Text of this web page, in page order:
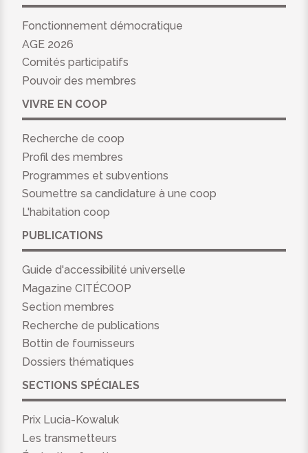
Fonctionnement démocratique
AGE 2026
Comités participatifs
Pouvoir des membres
VIVRE EN COOP
Recherche de coop
Profil des membres
Programmes et subventions
Soumettre sa candidature à une coop
L'habitation coop
PUBLICATIONS
Guide d'accessibilité universelle
Magazine CITÉCOOP
Section membres
Recherche de publications
Bottin de fournisseurs
Dossiers thématiques
SECTIONS SPÉCIALES
Prix Lucia-Kowaluk
Les transmetteurs